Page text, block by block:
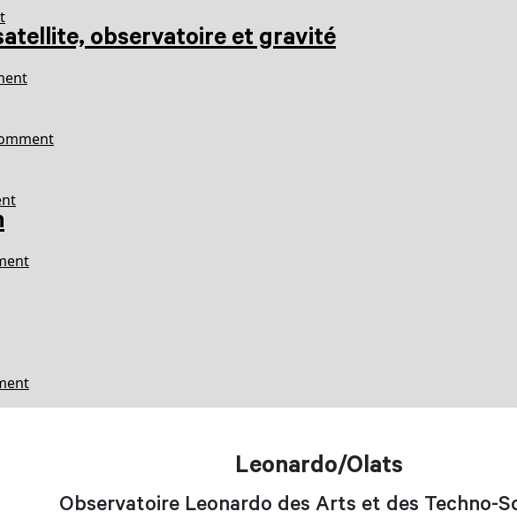
observatoire et gravité
Leonardo/Olats
Observatoire Leonardo des Arts et des Techno-